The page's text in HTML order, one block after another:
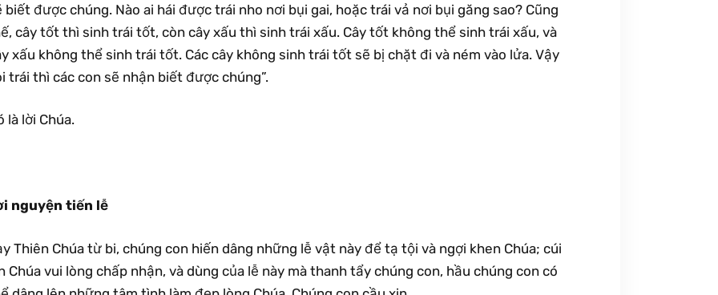
biết được chúng. Nào ai hái được trái nho nơi bụi gai, hoặc trái vả nơi bụi găng sao? Cũng
cây tốt thì sinh trái tốt, còn cây xấu thì sinh trái xấu. Cây tốt không thể sinh trái xấu, và
xấu không thể sinh trái tốt. Các cây không sinh trái tốt sẽ bị chặt đi và ném vào lửa. Vậy
trái thì các con sẽ nhận biết được chúng”.
là lời Chúa.
nguyện tiến lễ
Thiên Chúa từ bi, chúng con hiến dâng những lễ vật này để tạ tội và ngợi khen Chúa; cúi
Chúa vui lòng chấp nhận, và dùng của lễ này mà thanh tẩy chúng con, hầu chúng con có